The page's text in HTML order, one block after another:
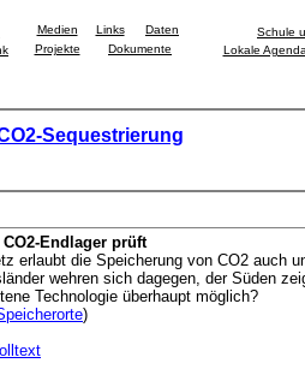
Medien Links
Daten
Projekte
Dokumente
Schule
Lokale Agenda
Sequestrierung
Endlager prüft
erlaubt die Speicherung von CO2 auch
wehren sich dagegen, der Süden
Technologie überhaupt möglich?
)